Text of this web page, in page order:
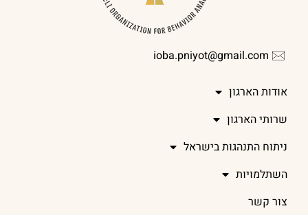
ioba.pniyot@gmail.com
אודות הארגון
שרותי הארגון
ניתוח התנהגות בישראל
השתלמויות
צור קשר